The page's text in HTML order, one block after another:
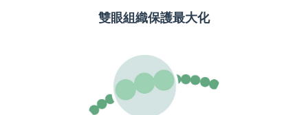
雙眼組織保護最大化